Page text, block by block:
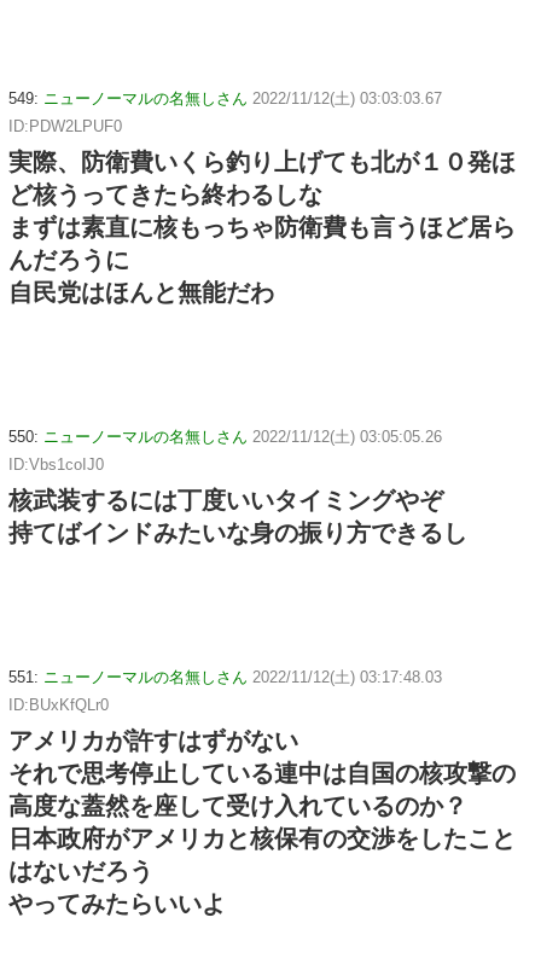
549: ニューノーマルの名無しさん 2022/11/12(土) 03:03:03.67
ID:PDW2LPUF0
実際、防衛費いくら釣り上げても北が１０発ほ
ど核うってきたら終わるしな
まずは素直に核もっちゃ防衛費も言うほど居ら
んだろうに
自民党はほんと無能だわ
550: ニューノーマルの名無しさん 2022/11/12(土) 03:05:05.26
ID:Vbs1coIJ0
核武装するには丁度いいタイミングやぞ
持てばインドみたいな身の振り方できるし
551: ニューノーマルの名無しさん 2022/11/12(土) 03:17:48.03
ID:BUxKfQLr0
アメリカが許すはずがない
それで思考停止している連中は自国の核攻撃の
高度な蓋然を座して受け入れているのか？
日本政府がアメリカと核保有の交渉をしたこと
はないだろう
やってみたらいいよ